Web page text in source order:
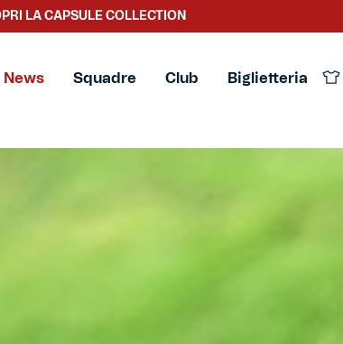
TACCHETTEE
News Squadre Club Biglietteria